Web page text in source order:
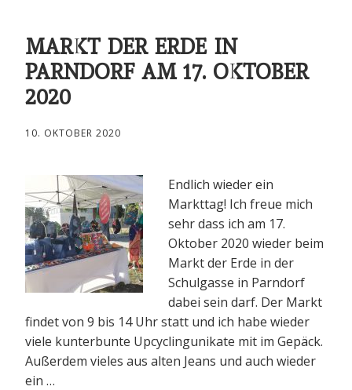
MARKT DER ERDE IN
PARNDORF AM 17. OKTOBER
2020
10. OKTOBER 2020
Endlich wieder ein
Markttag! Ich freue mich
sehr dass ich am 17.
Oktober 2020 wieder beim
Markt der Erde in der
Schulgasse in Parndorf
dabei sein darf. Der Markt
findet von 9 bis 14 Uhr statt und ich habe wieder
viele kunterbunte Upcyclingunikate mit im Gepäck.
Außerdem vieles aus alten Jeans und auch wieder
ein …